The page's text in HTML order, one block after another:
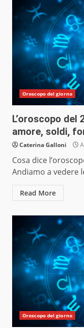
Oroscopo del giorno
L’oroscopo del
amore, soldi,
Caterina Galloni
Cosa dice
Andiamo a vedere
Read More
Oroscopo del giorno